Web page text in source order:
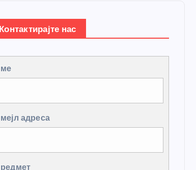
Контактирајте нас
адреса